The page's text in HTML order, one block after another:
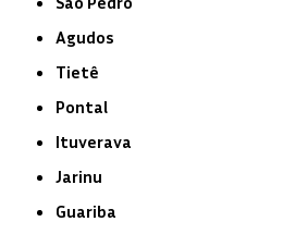
Agudos
Tietê
Pontal
Ituverava
Jarinu
Guariba